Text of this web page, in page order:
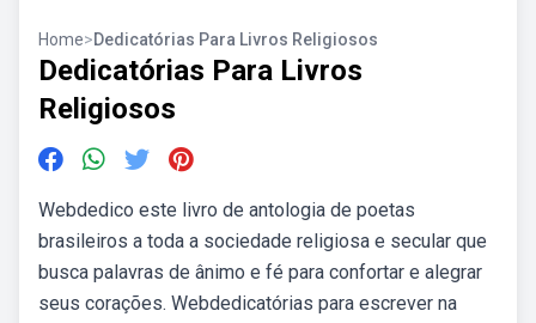
Home>Dedicatórias Para Livros Religiosos
Dedicatórias Para Livros
Religiosos
Webdedico este livro de antologia de poetas
brasileiros a toda a sociedade religiosa e secular que
busca palavras de ânimo e fé para confortar e alegrar
seus corações. Webdedicatórias para escrever na